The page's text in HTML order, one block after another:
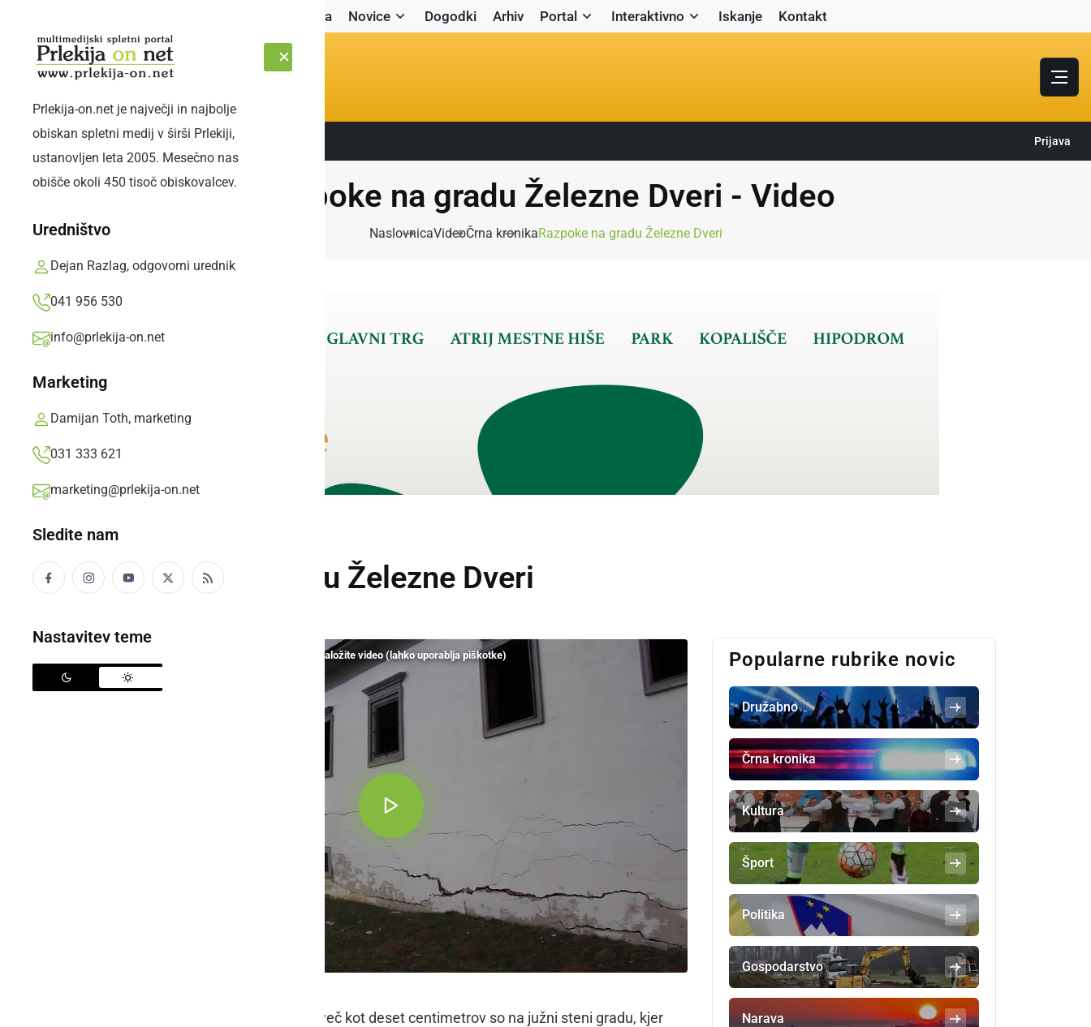
Naslovnica Novice Dogodki Arhiv Portal Interaktivno Iskanje Kontakt
ČETRTEK, 6. AVGUST 2026 Sledite nam: Prijava
Prlekija-on.net je največji in najbolje
obiskan spletni medij v širši Prlekiji,
ustanovljen leta 2005. Mesečno nas
obišče okoli 450 tisoč obiskovalcev.
Uredništvo
Dejan Razlag, odgovorni urednik
041 956 530
info@prlekija-on.net
Marketing
Damijan Toth, marketing
031 333 621
marketing@prlekija-on.net
Sledite nam
Nastavitev teme
Razpoke na gradu Železne Dveri - Video
NaslovnicaVideoČrna kronikaRazpoke na gradu Železne Dveri
VIDEO
Razpoke na gradu Železne Dveri
S klikom naložite video (lahko uporablja piškotke)
Posebej velike razpoke, široke tudi več kot deset centimetrov so na južni steni gradu, kjer
Popularne rubrike novic
Družabno
Črna kronika
Kultura
Šport
Politika
Gospodarstvo
Narava